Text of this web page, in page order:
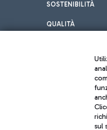
SOSTENIBILITÀ
QUALITÀ
Aeroporti di Romasul